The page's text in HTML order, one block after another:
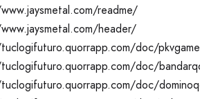
readme/
header/
doc/
doc/
doc/